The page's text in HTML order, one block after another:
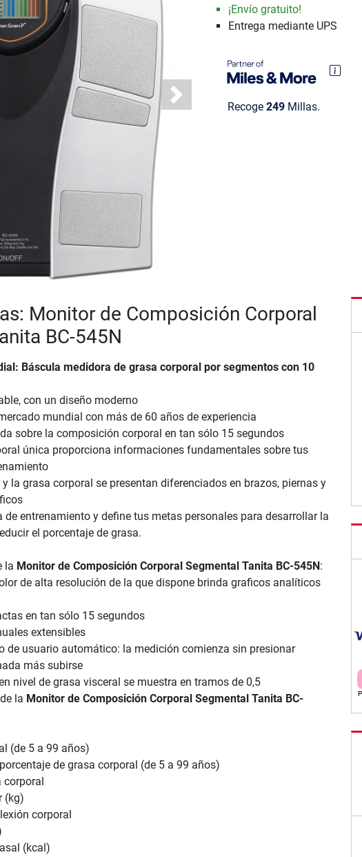
Next
¡Envío gratuito!
Entrega mediante UPS
Recoge 249Millas.
Monitor de Composición Corporal
BC-545N
Báscula medidora de grasa corporal por segmentos con 10
con un diseño moderno
mundial con más de 60 años de experiencia
sobre la composición corporal en tan sólo 15 segundos
única proporciona informaciones fundamentales sobre tus
la grasa corporal se presentan diferenciados en brazos, piernas y
entrenamiento y define tus metas personales para desarrollar la
el porcentaje de grasa.
la Monitor de Composición Corporal Segmental Tanita BC-545N :
de alta resolución de la que dispone brinda graficos analíticos
en tan sólo 15 segundos
extensibles
de usuario automático: la medición comienza sin presionar
más subirse
nivel de grasa visceral se muestra en tramos de 0,5
la Monitor de Composición Corporal Segmental Tanita BC-
(de 5 a 99 años)
de grasa corporal (de 5 a 99 años)
(kg)
corporal
(kcal)